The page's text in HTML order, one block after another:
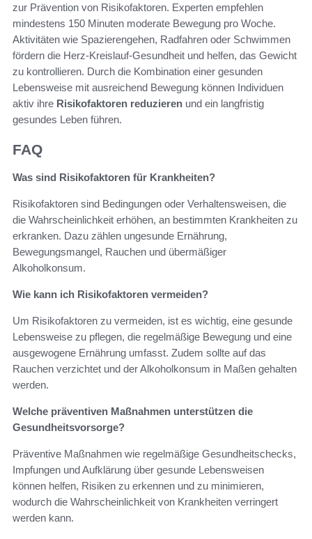
zur Prävention von Risikofaktoren. Experten empfehlen
mindestens 150 Minuten moderate Bewegung pro Woche.
Aktivitäten wie Spazierengehen, Radfahren oder Schwimmen
fördern die Herz-Kreislauf-Gesundheit und helfen, das Gewicht
zu kontrollieren. Durch die Kombination einer gesunden
Lebensweise mit ausreichend Bewegung können Individuen
aktiv ihre Risikofaktoren reduzieren und ein langfristig
gesundes Leben führen.
FAQ
Was sind Risikofaktoren für Krankheiten?
Risikofaktoren sind Bedingungen oder Verhaltensweisen, die
die Wahrscheinlichkeit erhöhen, an bestimmten Krankheiten zu
erkranken. Dazu zählen ungesunde Ernährung,
Bewegungsmangel, Rauchen und übermäßiger
Alkoholkonsum.
Wie kann ich Risikofaktoren vermeiden?
Um Risikofaktoren zu vermeiden, ist es wichtig, eine gesunde
Lebensweise zu pflegen, die regelmäßige Bewegung und eine
ausgewogene Ernährung umfasst. Zudem sollte auf das
Rauchen verzichtet und der Alkoholkonsum in Maßen gehalten
werden.
Welche präventiven Maßnahmen unterstützen die
Gesundheitsvorsorge?
Präventive Maßnahmen wie regelmäßige Gesundheitschecks,
Impfungen und Aufklärung über gesunde Lebensweisen
können helfen, Risiken zu erkennen und zu minimieren,
wodurch die Wahrscheinlichkeit von Krankheiten verringert
werden kann.